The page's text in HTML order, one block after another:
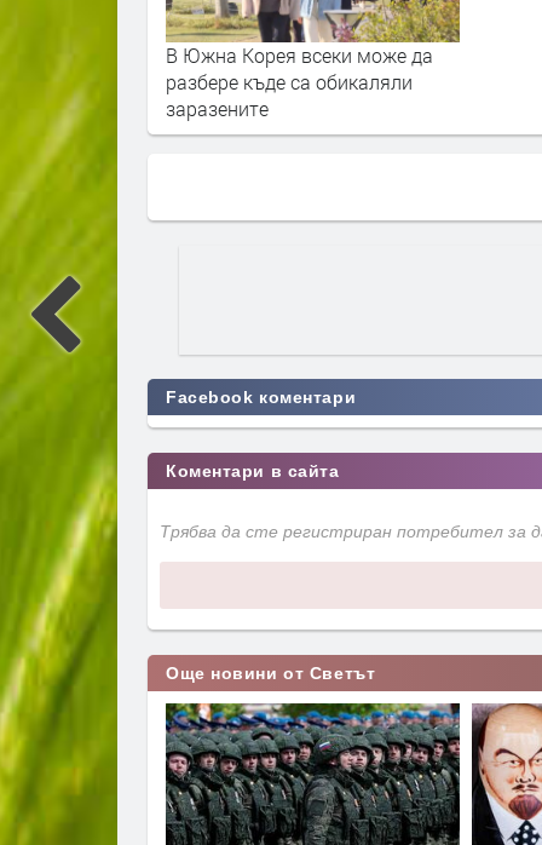
В Южна Корея всеки може да
разбере къде са обикаляли
заразените
Facebook коментари
Коментари в сайта
Трябва да сте регистриран потребител
Още новини от Светът